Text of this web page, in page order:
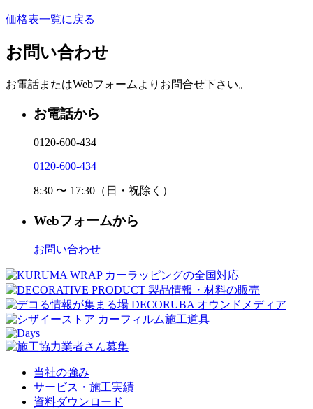
価格表一覧に戻る
お問い合わせ
お電話またはWebフォームよりお問合せ下さい。
お電話から
0120-600-434
0120-600-434
8:30 〜 17:30（日・祝除く）
Webフォームから
お問い合わせ
当社の強み
サービス・施工実績
資料ダウンロード